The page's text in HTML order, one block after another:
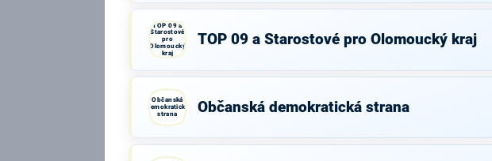
TOP 09 a
Starostové
pro
Olomoucký
kraj
TOP 09 a Starostové pro Olomoucký kraj
Občanská
demokratická
strana
Občanská demokratická strana